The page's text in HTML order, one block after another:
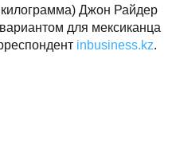
Джон Райдер
для мексиканца
inbusiness.kz.